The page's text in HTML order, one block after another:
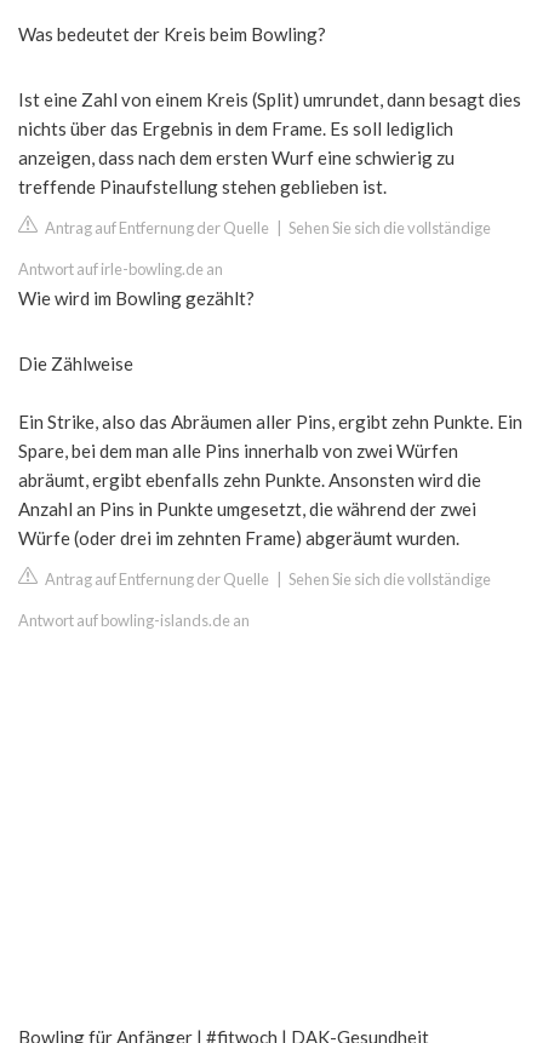
Was bedeutet der Kreis beim Bowling?
Ist eine Zahl von einem Kreis (Split) umrundet, dann besagt dies
nichts über das Ergebnis in dem Frame. Es soll lediglich
anzeigen, dass nach dem ersten Wurf eine schwierig zu
treffende Pinaufstellung stehen geblieben ist.
Antrag auf Entfernung der Quelle Sehen Sie sich die vollständige
Antwort auf irle-bowling.de an
Wie wird im Bowling gezählt?
Die Zählweise
Ein Strike, also das Abräumen aller Pins, ergibt zehn Punkte. Ein
Spare, bei dem man alle Pins innerhalb von zwei Würfen
abräumt, ergibt ebenfalls zehn Punkte. Ansonsten wird die
Anzahl an Pins in Punkte umgesetzt, die während der zwei
Würfe (oder drei im zehnten Frame) abgeräumt wurden.
Antrag auf Entfernung der Quelle Sehen Sie sich die vollständige
Antwort auf bowling-islands.de an
Bowling für Anfänger | #fitwoch | DAK-Gesundheit